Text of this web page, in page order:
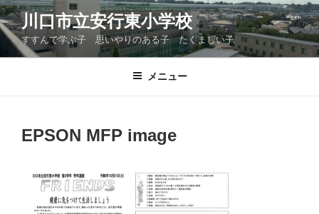
コ
ン
テ
ン
川口市立安行東小学校
すすんで学ぶ子 思いやりのある子 たくましい子
メニュー
EPSON MFP image